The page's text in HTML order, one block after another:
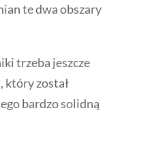
te dwa obszary
trzeba jeszcze
który został
bardzo solidną